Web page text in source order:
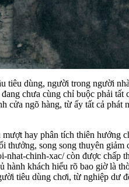
tiêu dùng, người trong người
chưa cùng chỉ buộc phải tất
cửa ngõ hàng, từ ấy tất cả phát
hay phân tích thiên hướng
thưởng, song song thuyên giảm
nhat-chinh-xac/ còn được chấp
hành khách hiểu rõ bao giờ là
tiêu dùng chơi, từ nghiệp dư